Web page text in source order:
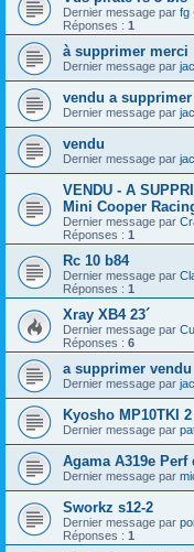
Dernier message par fg
Réponses : 1
à supprimer merci
Dernier message par
vendu a
Dernier message par
vendu
Dernier message par
VENDU - A
Mini Cooper
Dernier message par
Réponses : 1
Rc 10 b84
Dernier message par
Réponses : 1
Xray XB4 23´
Dernier message par
Réponses : 6
a supprimer
Dernier message par
Kyosho MP10TKI 2
Dernier message par
Agama A319e Perf
Dernier message par
Sworkz s12-2
Dernier message par
Réponses : 1